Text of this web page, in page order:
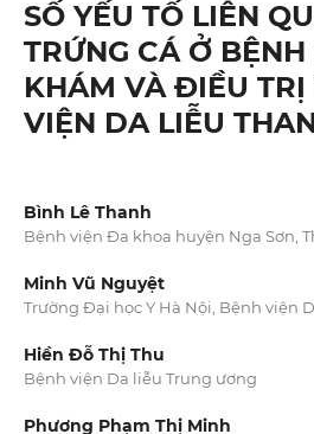
SỐ YẾU TỐ LIÊN
TRỨNG CÁ Ở
KHÁM VÀ ĐIỀU TRỊ
VIỆN DA LIỄU
Bình Lê Thanh
Bệnh viện Đa khoa huyện Nga Sơn,
Minh Vũ Nguyệt
Trường Đại học Y Hà Nội, Bệnh viện
Hiền Đỗ Thị Thu
Bệnh viện Da liễu Trung ương
Phương Phạm Thị Minh